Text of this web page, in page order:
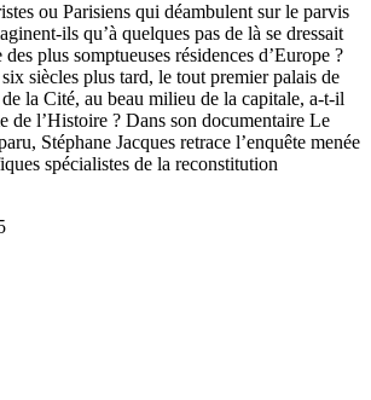
ou Parisiens qui déambulent sur le parvis
ils qu’à quelques pas de là se dressait
plus somptueuses résidences d’Europe ?
siècles plus tard, le tout premier palais de
la Cité, au beau milieu de la capitale, a-t-il
de l’Histoire ? Dans son documentaire Le
Stéphane Jacques retrace l’enquête menée
spécialistes de la reconstitution